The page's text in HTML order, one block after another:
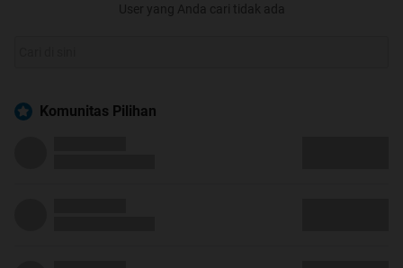
User yang Anda cari tidak ada
Komunitas Pilihan